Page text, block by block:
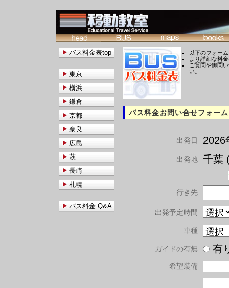
以下のフォー
より詳細な料
ご質問や御問
い。
バス料金お問い合せフォーム
出発日 2026
出発地 千葉
行き先
出発予定時間
車種
ガイドの有無
希望装備
バス料金表top
東京
横浜
鎌倉
京都
奈良
広島
萩
長崎
札幌
バス料金 Q&A